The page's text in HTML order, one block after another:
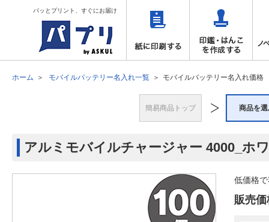
パッとプリント、すぐにお届け
ホーム モバイルバッテリー名入れ一覧 モバイルバッテリー名入れ価格
簡易商品トップ 商品を
アルミモバイルチャージャー 4000_ホ
低価格
販売価